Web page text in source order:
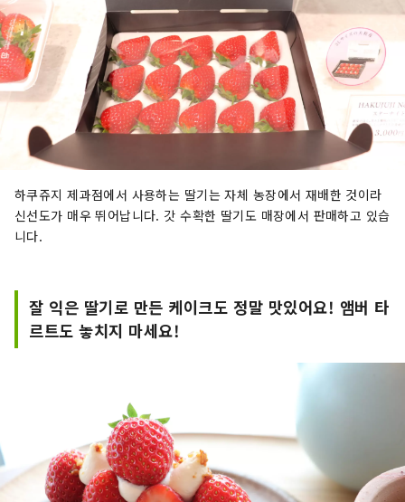
하쿠쥬지 제과점에서 사용하는 딸기는 자체 농장에서 재배한 것이라
신선도가 매우 뛰어납니다. 갓 수확한 딸기도 매장에서 판매하고 있습
니다.
잘 익은 딸기로 만든 케이크도 정말 맛있어요! 앰버 타
르트도 놓치지 마세요!